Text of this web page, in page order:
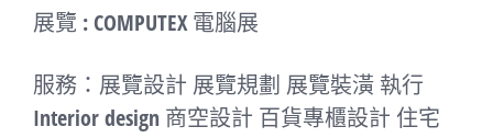
展覽 :COMPUTEX 電腦展
服務：展覽設計 展覽規劃 展覽裝潢 執行
Interior design 商空設計 百貨專櫃設計 住宅